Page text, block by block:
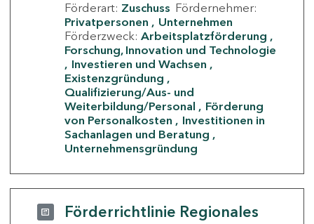
Förderart: Zuschuss Fördernehmer:
Privatpersonen
Unternehmen
Förderzweck: Arbeitsplatzförderung
Forschung, Innovation und Technologie
Investieren und Wachsen
Existenzgründung
Qualifizierung/Aus- und
Weiterbildung/Personal
Förderung
von Personalkosten
Investitionen in
Sachanlagen und Beratung
Unternehmensgründung
Förderrichtlinie Regionales